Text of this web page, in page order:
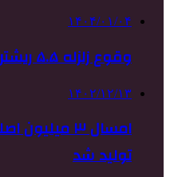
۱۴۰۴/۰۱/۰۴
وقوع زلزله ۵.۵ ریشتری در شیلی
۱۴۰۲/۱۲/۱۳
امسال ۳
تولید شد